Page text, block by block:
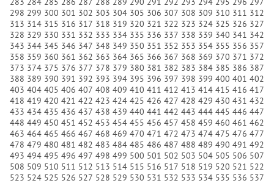
298 299 300 301 302 303 304 305 306 307 308 309 310 311 312
313 314 315 316 317 318 319 320 321 322 323 324 325 326 327
328 329 330 331 332 333 334 335 336 337 338 339 340 341 342
343 344 345 346 347 348 349 350 351 352 353 354 355 356 357
358 359 360 361 362 363 364 365 366 367 368 369 370 371 372
373 374 375 376 377 378 379 380 381 382 383 384 385 386 387
388 389 390 391 392 393 394 395 396 397 398 399 400 401 402
403 404 405 406 407 408 409 410 411 412 413 414 415 416 417
418 419 420 421 422 423 424 425 426 427 428 429 430 431 432
433 434 435 436 437 438 439 440 441 442 443 444 445 446 447
448 449 450 451 452 453 454 455 456 457 458 459 460 461 462
463 464 465 466 467 468 469 470 471 472 473 474 475 476 477
478 479 480 481 482 483 484 485 486 487 488 489 490 491 492
493 494 495 496 497 498 499 500 501 502 503 504 505 506 507
508 509 510 511 512 513 514 515 516 517 518 519 520 521 522
523 524 525 526 527 528 529 530 531 532 533 534 535 536 537